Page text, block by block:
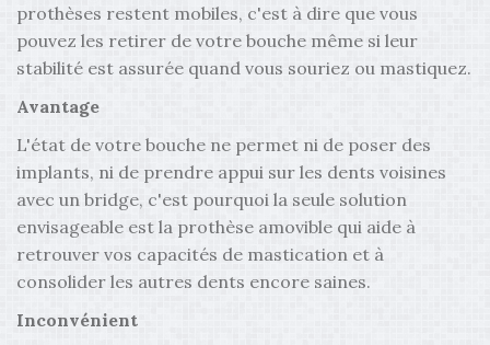
prothèses restent mobiles, c'est à dire que vous
pouvez les retirer de votre bouche même si leur
stabilité est assurée quand vous souriez ou mastiquez.
Avantage
L'état de votre bouche ne permet ni de poser des
implants, ni de prendre appui sur les dents voisines
avec un bridge, c'est pourquoi la seule solution
envisageable est la prothèse amovible qui aide à
retrouver vos capacités de mastication et à
consolider les autres dents encore saines.
Inconvénient